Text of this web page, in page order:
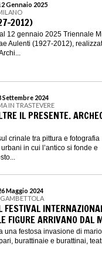
Gennaio 2025
2012)
12 gennaio 2025 Triennale
Aulenti (1927-2012),
Settembre 2024
IN TRASTEVERE
IL PRESENTE.
crinale tra pittura e fotografia
in cui l’antico si fonde e
Maggio 2024
GAMBETTOLA
FESTIVAL
FIGURE ARRIVANO DAL
una festosa invasione di
burattinaie e burattinai,